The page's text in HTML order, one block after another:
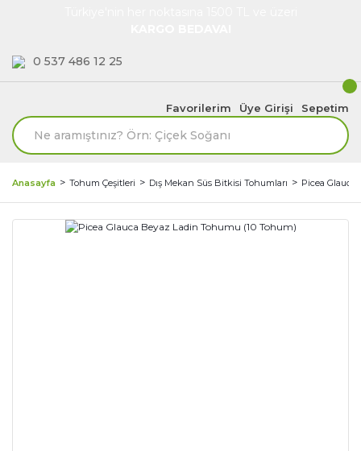
0 537 486 12 25
Favorilerim Üye Girişi Sepetim
Anasayfa Tohum Çeşitleri Dış Mekan Süs Bitkisi Tohumları Picea Glauca